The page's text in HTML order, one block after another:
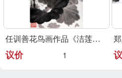
任训善花鸟画作品《洁莲高升》
议价 1